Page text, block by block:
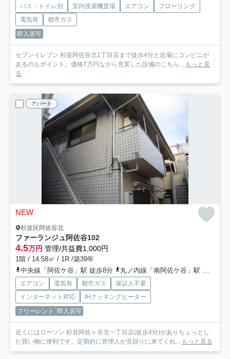
バス・トイレ別 室内洗濯機置場 エアコン
フローリング
電気有
都市ガス
即入居可
セブンイレブン 杉並阿佐谷北1丁目店まで徒歩4分と近場にコンビニが
あるのもポイント。価格7万円ながら充実した設備のこちら... もっと見
る
アパート
NEW
杉並区阿佐谷北
ファーランジュ阿佐谷102
4.5万円 管理/共益費1,000円
1階 / 14.58㎡ / 1R /築39年
中央線「阿佐ケ谷」駅 徒歩8分
丸ノ内線「南阿佐ケ谷」駅 徒歩16分
エアコン 電気有 都市ガス
保証人不要
インターネット対応
IHクッキングヒーター
フリーレント
即入居可
近くにはローソン 杉並阿佐ヶ谷北一丁目店(徒歩4分)がありちょっとし
た買い物に便利です。定期的に管理人が見回りに来てくれ... もっと見る